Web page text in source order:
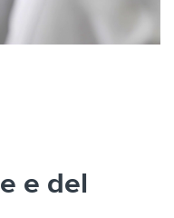
e del